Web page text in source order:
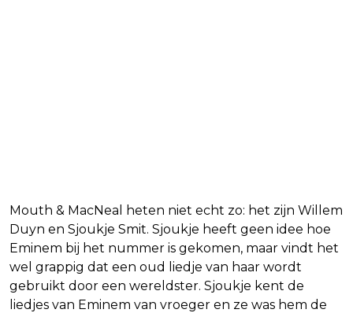
Mouth & MacNeal heten niet echt zo: het zijn Willem
Duyn en Sjoukje Smit. Sjoukje heeft geen idee hoe
Eminem bij het nummer is gekomen, maar vindt het
wel grappig dat een oud liedje van haar wordt
gebruikt door een wereldster. Sjoukje kent de
liedjes van Eminem van vroeger en ze was hem de